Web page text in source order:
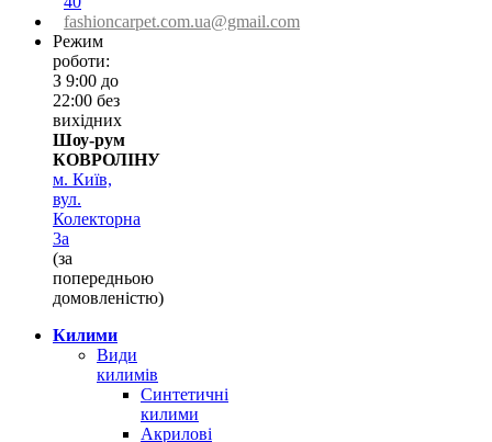
fashioncarpet.com.ua@gmail.com
Режим
роботи:
З 9:00 до
22:00 без
вихідних
Шоу-рум
КОВРОЛІНУ
м. Київ,
вул.
Колекторна
3а
(за
попередньою
домовленістю)
Килими
Види
килимів
Синтетичні
килими
Акрилові